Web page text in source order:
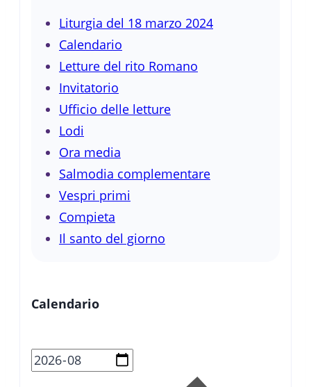
Liturgia del 18 marzo 2024
Calendario
Letture del rito Romano
Invitatorio
Ufficio delle letture
Lodi
Ora media
Salmodia complementare
Vespri primi
Compieta
Il santo del giorno
Calendario